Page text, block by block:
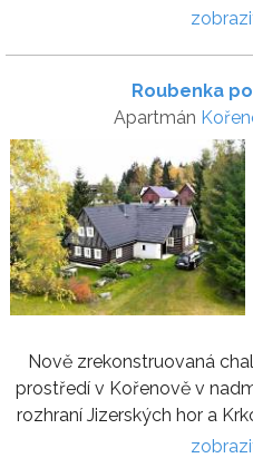
Roubenka
Apartmán
Nově zrekonstruovaná
prostředí v Kořenově v
rozhraní Jizerských hor a